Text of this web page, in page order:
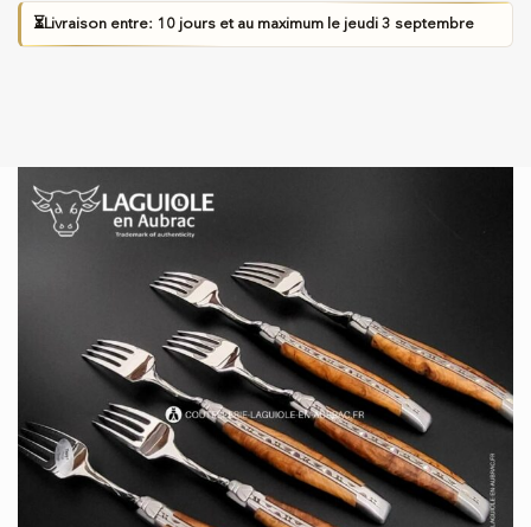
⏳Livraison entre: 10 jours et au maximum le jeudi 3 septembre